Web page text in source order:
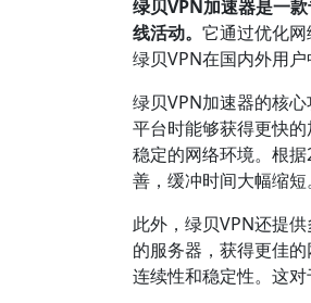
绿贝VPN加速器是一
线活动。 它通过优化
绿贝VPN在国内外用
绿贝VPN加速器的核
平台时能够获得更快
稳定的网络环境。根
善，缓冲时间大幅缩短。
此外，绿贝VPN还提
的服务器，获得更佳
连续性和稳定性。这